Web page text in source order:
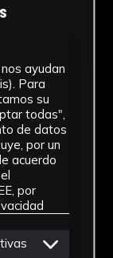
ayudan
Para
su
todas",
de datos
por un
acuerdo
por